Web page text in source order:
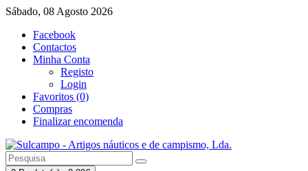
Sábado, 08 Agosto 2026
Facebook
Contactos
Minha Conta
Registo
Login
Favoritos (0)
Compras
Finalizar encomenda